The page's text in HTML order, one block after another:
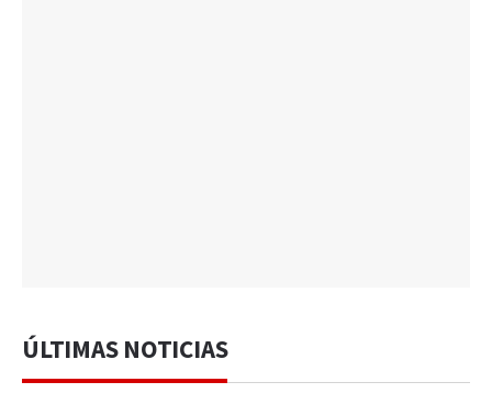
ÚLTIMAS NOTICIAS